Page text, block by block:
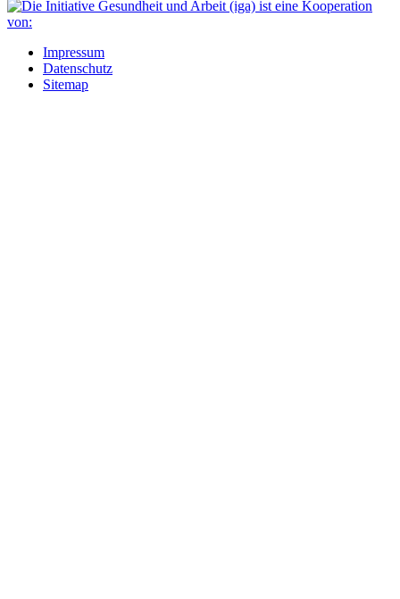
Impressum
Datenschutz
Sitemap